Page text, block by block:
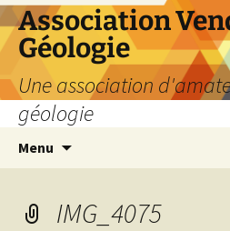
Aller
au
contenu
Association
Géologie
Une association
géologie
Menu
IMG_4075